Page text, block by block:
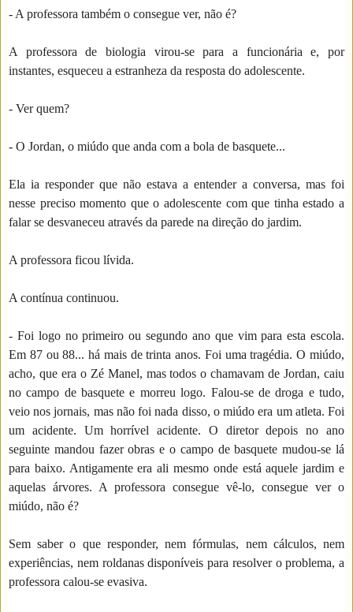
- A professora também o consegue ver, não é?
A professora de biologia virou-se para a funcionária e, por
instantes, esqueceu a estranheza da resposta do adolescente.
- Ver quem?
- O Jordan, o miúdo que anda com a bola de basquete...
Ela ia responder que não estava a entender a conversa, mas foi
nesse preciso momento que o adolescente com que tinha estado a
falar se desvaneceu através da parede na direção do jardim.
A professora ficou lívida.
A contínua continuou.
- Foi logo no primeiro ou segundo ano que vim para esta escola.
Em 87 ou 88... há mais de trinta anos. Foi uma tragédia. O miúdo,
acho, que era o Zé Manel, mas todos o chamavam de Jordan, caiu
no campo de basquete e morreu logo. Falou-se de droga e tudo,
veio nos jornais, mas não foi nada disso, o miúdo era um atleta. Foi
um acidente. Um horrível acidente. O diretor depois no ano
seguinte mandou fazer obras e o campo de basquete mudou-se lá
para baixo. Antigamente era ali mesmo onde está aquele jardim e
aquelas árvores. A professora consegue vê-lo, consegue ver o
miúdo, não é?
Sem saber o que responder, nem fórmulas, nem cálculos, nem
experiências, nem roldanas disponíveis para resolver o problema, a
professora calou-se evasiva.